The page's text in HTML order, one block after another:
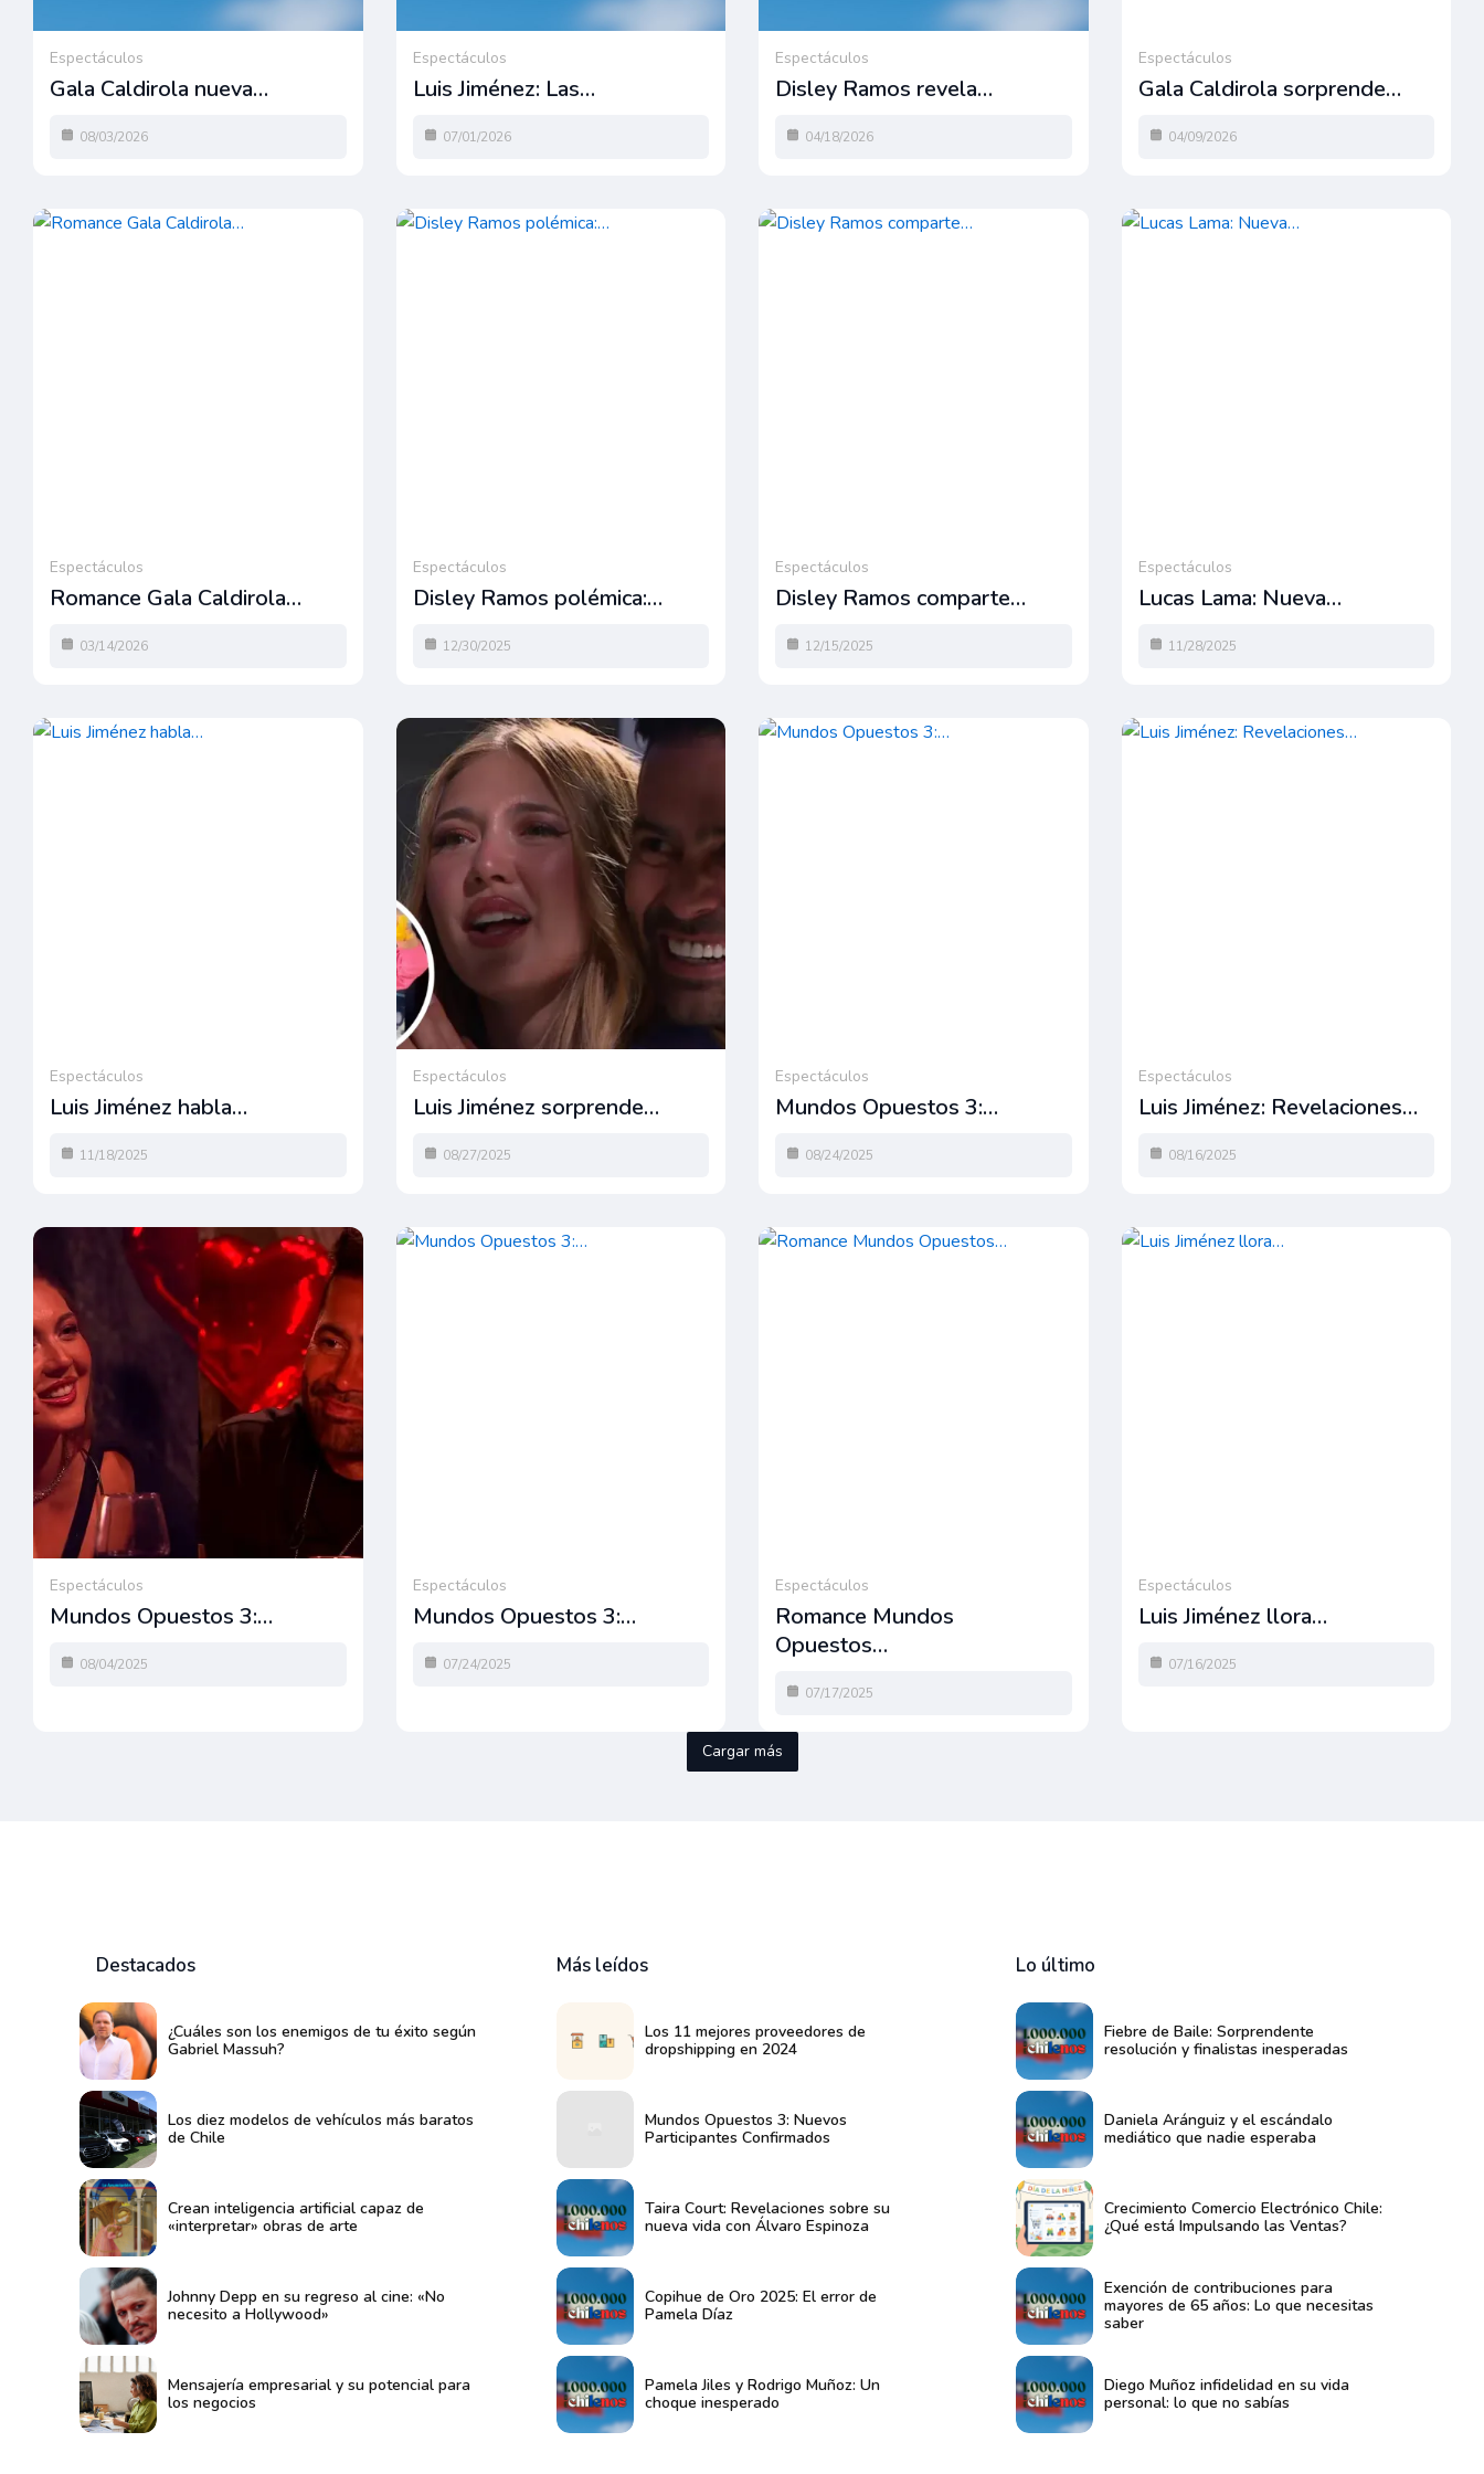
Espectáculos
Gala Caldirola nueva…
08/03/2026
Espectáculos
Luis Jiménez: Las…
07/01/2026
Espectáculos
Disley Ramos revela…
04/18/2026
Espectáculos
Gala Caldirola sorprende…
04/09/2026
Espectáculos
Romance Gala Caldirola…
03/14/2026
Espectáculos
Disley Ramos polémica:…
12/30/2025
Espectáculos
Disley Ramos comparte…
12/15/2025
Espectáculos
Lucas Lama: Nueva…
11/28/2025
Espectáculos
Luis Jiménez habla…
11/18/2025
Espectáculos
Luis Jiménez sorprende…
08/27/2025
Espectáculos
Mundos Opuestos 3:…
08/24/2025
Espectáculos
Luis Jiménez: Revelaciones…
08/16/2025
Espectáculos
Mundos Opuestos 3:…
08/04/2025
Espectáculos
Mundos Opuestos 3:…
07/24/2025
Espectáculos
Romance Mundos
Opuestos…
07/17/2025
Espectáculos
Luis Jiménez llora…
07/16/2025
Cargar más
Destacados
¿Cuáles son los enemigos de tu éxito según
Gabriel Massuh?
Los diez modelos de vehículos más baratos
de Chile
Crean inteligencia artificial capaz de
«interpretar» obras de arte
Johnny Depp en su regreso al cine: «No
necesito a Hollywood»
Mensajería empresarial y su potencial para
los negocios
Más leídos
Los 11 mejores proveedores de
dropshipping en 2024
Mundos Opuestos 3: Nuevos
Participantes Confirmados
Taira Court: Revelaciones sobre su
nueva vida con Álvaro Espinoza
Copihue de Oro 2025: El error de
Pamela Díaz
Pamela Jiles y Rodrigo Muñoz: Un
choque inesperado
Lo último
Fiebre de Baile: Sorprendente
resolución y finalistas inesperadas
Daniela Aránguiz y el escándalo
mediático que nadie esperaba
Crecimiento Comercio Electrónico Chile:
¿Qué está Impulsando las Ventas?
Exención de contribuciones para
mayores de 65 años: Lo que necesitas
saber
Diego Muñoz infidelidad en su vida
personal: lo que no sabías